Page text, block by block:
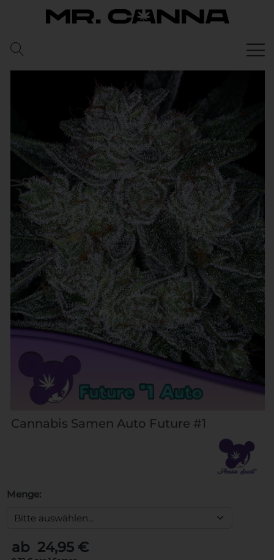
Cannabis Samen Auto Future #1
Menge:
ab 24,95 €